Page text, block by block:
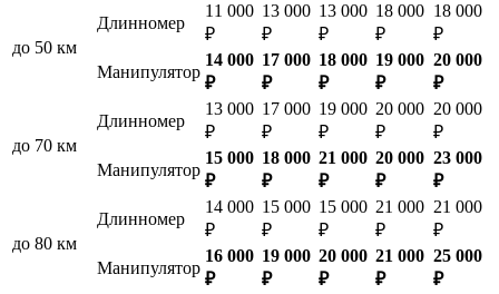
до 50 км
Длинномер
11 000
₽
13 000
₽
13 000
₽
18 000
₽
18 000
₽
Манипулятор
14 000
₽
17 000
₽
18 000
₽
19 000
₽
20 000
₽
до 70 км
Длинномер
13 000
₽
17 000
₽
19 000
₽
20 000
₽
20 000
₽
Манипулятор
15 000
₽
18 000
₽
21 000
₽
20 000
₽
23 000
₽
до 80 км
Длинномер
14 000
₽
15 000
₽
15 000
₽
21 000
₽
21 000
₽
Манипулятор
16 000
₽
19 000
₽
20 000
₽
21 000
₽
25 000
₽